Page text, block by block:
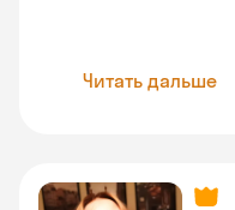
Читать дальше